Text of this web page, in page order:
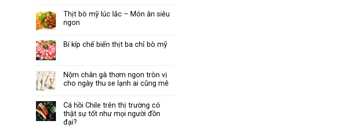
Thịt bò mỹ lúc lắc – Món ăn siêu
ngon
Bí kíp chế biến thịt ba chỉ bò mỹ
Nộm chân gà thơm ngon tròn vị
cho ngày thu se lạnh ai cũng mê
Cá hồi Chile trên thị trường có
thật sự tốt như mọi người đồn
đại?